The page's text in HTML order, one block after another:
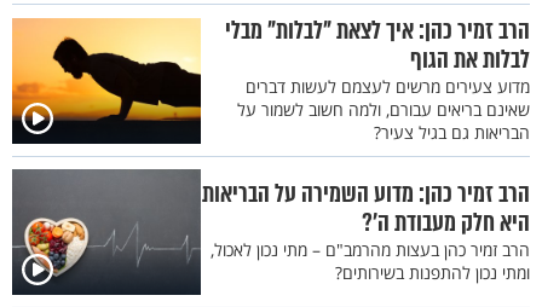
הרב זמיר כהן: איך לצאת "לבלות" מבלי
לבלות את הגוף
מדוע צעירים מרשים לעצמם לעשות דברים
שאינם בריאים עבורם, ולמה חשוב לשמור על
הבריאות גם בגיל צעיר?
הרב זמיר כהן: מדוע השמירה על הבריאות
היא חלק מעבודת ה’?
הרב זמיר כהן בעצות מהרמב"ם – מתי נכון לאכול,
ומתי נכון להתפנות בשירותים?